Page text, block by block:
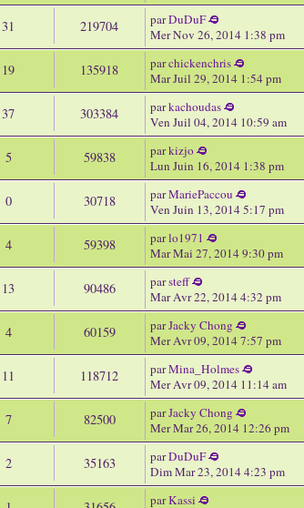
31 219704 parDuDuF
Mer Nov 26, 2014 1:38 pm
19 135918 parchickenchris
Mar Juil 29, 2014 1:54 pm
37 303384 parkachoudas
Ven Juil 04, 2014 10:59 am
5 59838 parkizjo
Lun Juin 16, 2014 1:38 pm
0 30718 parMariePaccou
Ven Juin 13, 2014 5:17 pm
4 59398 parlo1971
Mar Mai 27, 2014 9:30 pm
13 90486 parsteff
Mar Avr 22, 2014 4:32 pm
4 60159 parJacky Chong
Mer Avr 09, 2014 7:57 pm
11 118712 parMina_Holmes
Mer Avr 09, 2014 11:14 am
7 82500 parJacky Chong
Mer Mar 26, 2014 12:26 pm
2 35163 parDuDuF
Dim Mar 23, 2014 4:23 pm
parKassi